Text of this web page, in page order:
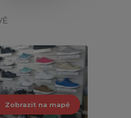
Zobrazit na mapě